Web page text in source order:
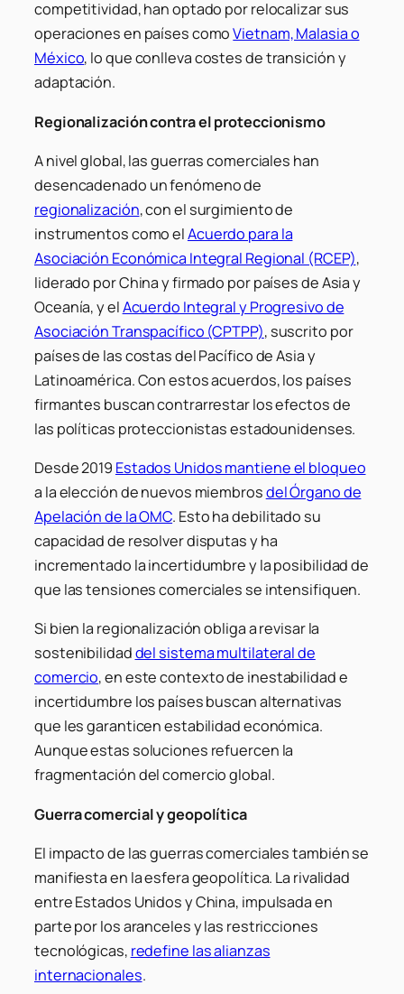
competitividad, han optado por relocalizar sus
operaciones en países comoVietnam, Malasia o
México, lo que conlleva costes de transición y
adaptación.
Regionalización contra el proteccionismo
A nivel global, las guerras comerciales han
desencadenado un fenómeno de
regionalización, con el surgimiento de
instrumentos como elAcuerdo para la
Asociación Económica Integral Regional (RCEP),
liderado por China y firmado por países de Asia y
Oceanía, y elAcuerdo Integral y Progresivo de
Asociación Transpacífico (CPTPP), suscrito por
países de las costas del Pacífico de Asia y
Latinoamérica. Con estos acuerdos, los países
firmantes buscan contrarrestar los efectos de
las políticas proteccionistas estadounidenses.
Desde 2019 Estados Unidos mantiene el bloqueo
a la elección de nuevos miembrosdel Órgano de
Apelación de la OMC. Esto ha debilitado su
capacidad de resolver disputas y ha
incrementado la incertidumbre y la posibilidad de
que las tensiones comerciales se intensifiquen.
Si bien la regionalización obliga a revisar la
sostenibilidaddel sistema multilateral de
comercio, en este contexto de inestabilidad e
incertidumbre los países buscan alternativas
que les garanticen estabilidad económica.
Aunque estas soluciones refuercen la
fragmentación del comercio global.
Guerra comercial y geopolítica
El impacto de las guerras comerciales también se
manifiesta en la esfera geopolítica. La rivalidad
entre Estados Unidos y China, impulsada en
parte por los aranceles y las restricciones
tecnológicas, redefine las alianzas
internacionales.